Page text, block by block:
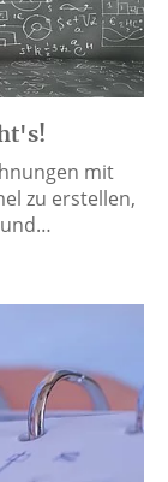
mit
zu erstellen,